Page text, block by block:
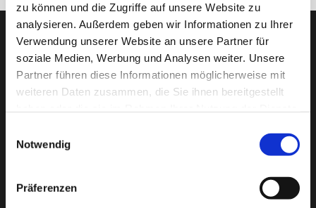
zu können und die Zugriffe auf unsere Website zu
analysieren. Außerdem geben wir Informationen zu Ihrer
Verwendung unserer Website an unsere Partner für
soziale Medien, Werbung und Analysen weiter. Unsere
Partner führen diese Informationen möglicherweise mit
weiteren Daten zusammen, die Sie ihnen bereitgestellt
Notwendig
Präferenzen